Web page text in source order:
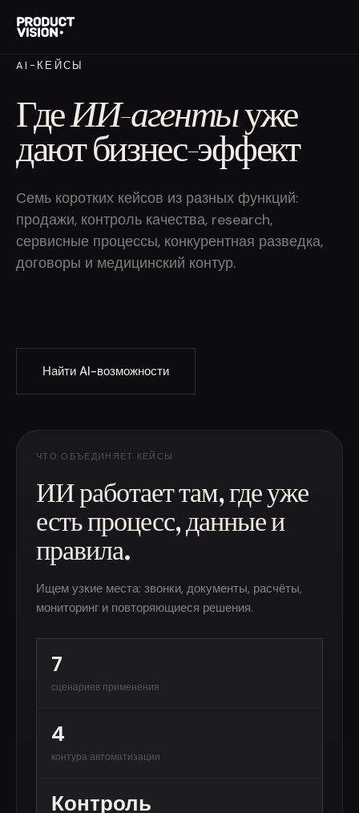
AI-КЕЙСЫ
ГдеИИ-агентыуже
дают бизнес-эффект
Семь коротких кейсов из разных функций:
продажи, контроль качества, research,
сервисные процессы, конкурентная разведка,
договоры и медицинский контур.
Найти AI-возможности
ЧТО ОБЪЕДИНЯЕТ КЕЙСЫ
ИИ работает там, где уже
есть процесс, данные и
правила.
Ищем узкие места: звонки, документы, расчёты,
мониторинг и повторяющиеся решения.
7
сценариев применения
4
контура автоматизации
Контроль